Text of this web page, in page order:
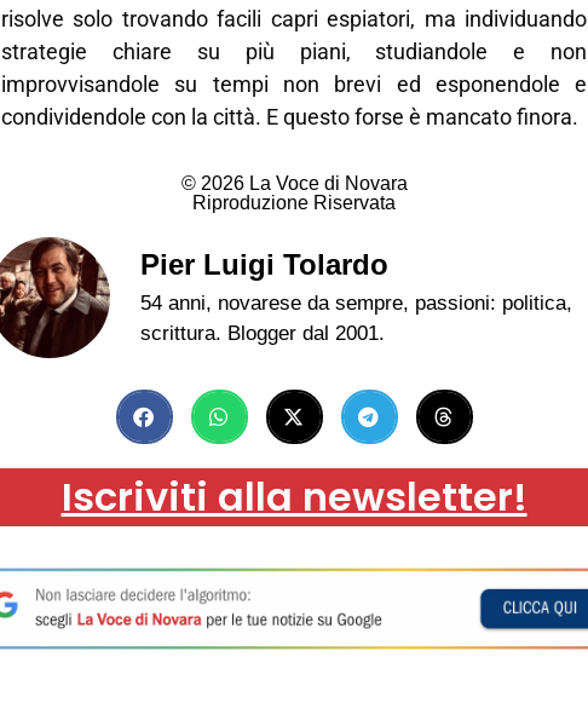
risolve solo trovando facili capri espiatori, ma individuando
strategie chiare su più piani, studiandole e non
improvvisandole su tempi non brevi ed esponendole e
condividendole con la città. E questo forse è mancato finora.
© 2026 La Voce di Novara
Riproduzione Riservata
Pier Luigi Tolardo
54 anni, novarese da sempre, passioni: politica,
scrittura. Blogger dal 2001.
Iscriviti alla newsletter!